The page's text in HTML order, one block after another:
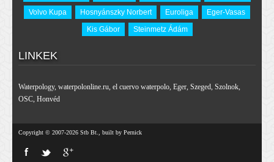
Volvo Kupa
Hosnyánszky Norbert Euroliga
Eger-Vasas
Kis Gábor
Steinmetz Ádám
LINKEK
Waterpology, waterpolonline.ru, el cuervo waterpolo, Eger, Szeged, Szolnok,
OSC, Honvéd
Copyright © 2007-2026 Stb Bt., built by Pernick